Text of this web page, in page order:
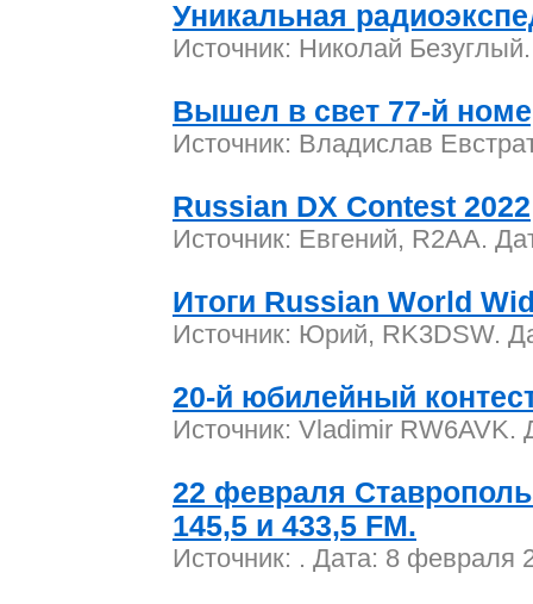
Уникальная
Источник: Николай
Вышел в свет 77-й
Источник: Владислав
Russian DX Contest 2022
Источник: Евгений, R2AA.
Итоги Russian World
Источник: Юрий, RK3DSW.
20-й юбилейный
Источник: Vladimir
22 февраля
145,5 и 433,5 FM.
Источник: . Дата: 8 февраля